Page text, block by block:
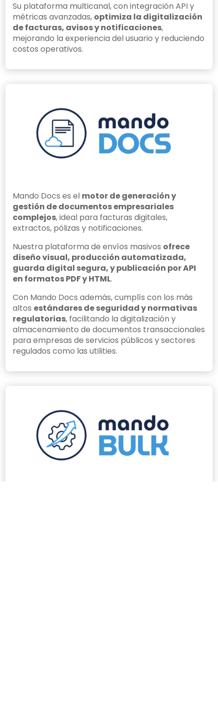
Su plataforma multicanal, con integración API y
métricas avanzadas, optimiza la digitalización
de facturas, avisos y notificaciones,
mejorando la experiencia del usuario y reduciendo
costos operativos.
Mando Docs es el motor de generación y
gestión de documentos empresariales
complejos, ideal para facturas digitales,
extractos, pólizas y notificaciones.
Nuestra plataforma de envíos masivos ofrece
diseño visual, producción automatizada,
guarda digital segura, y publicación por API
en formatos PDF y HTML.
Con Mando Docs además, cumplís con los más
altos estándares de seguridad y normativas
regulatorias, facilitando la digitalización y
almacenamiento de documentos transaccionales
para empresas de servicios públicos y sectores
regulados como las utilities.